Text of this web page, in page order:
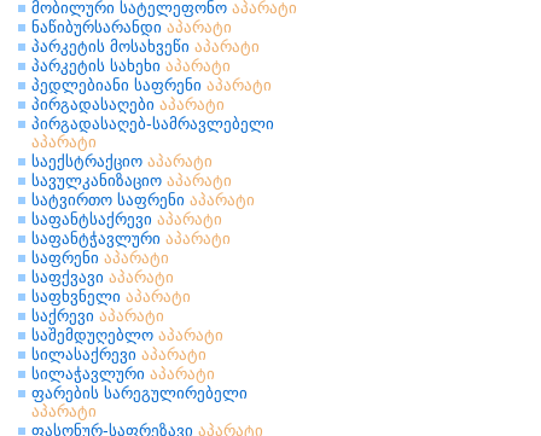
მობილური სატელეფონო აპარატი
ნაწიბურსარანდი აპარატი
პარკეტის მოსახვეწი აპარატი
პარკეტის სახეხი აპარატი
პედლებიანი საფრენი აპარატი
პირგადასაღები აპარატი
პირგადასაღებ-სამრავლებელი
აპარატი
საექსტრაქციო აპარატი
სავულკანიზაციო აპარატი
სატვირთო საფრენი აპარატი
საფანტსაქრევი აპარატი
საფანტჭავლური აპარატი
საფრენი აპარატი
საფქვავი აპარატი
საფხვნელი აპარატი
საქრევი აპარატი
საშემდუღებლო აპარატი
სილასაქრევი აპარატი
სილაჭავლური აპარატი
ფარების სარეგულირებელი
აპარატი
ფასონურ-საფრეზავი აპარატი